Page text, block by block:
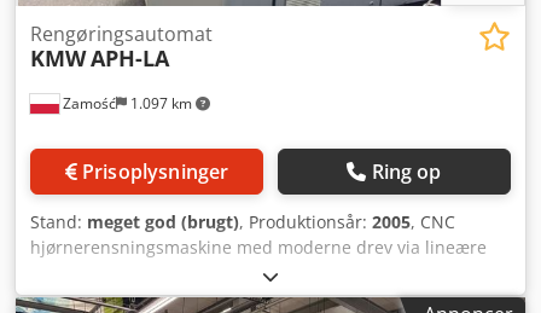
Zamość 1.097 km
Rengøringsautomat
KMWAPH-LA
Prisoplysninger Ring op
Stand: meget god (brugt), Produktionsår: 2005, CNC
hjørnerensningsmaskine med moderne drev via lineære
motorer Hjørnepositionering fra vinduets yderside
Profilprogrammering baseret på et grafisk interface efter